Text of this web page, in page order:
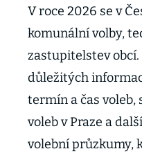
V roce 2026 se v
komunální volby,
zastupitelstev
důležitých
termín a čas
voleb v Praze a
volební průzkumy,